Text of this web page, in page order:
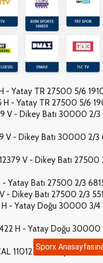
- Yatay TR 27500 5/6
H - Yatay TR 27500 5/6
V - Dikey Batı 30000 2/
V - Dikey Batı 30000 2/3
V - Dikey Batı 27500
- Yatay Batı 27500 2/3
V - Dikey Batı 27500 2/3
H - Yatay Doğu 30000 3/
H - Yatay Doğu 30000
11012 V - Dikey Batı
Sporx